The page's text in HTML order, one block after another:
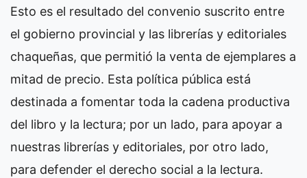
Esto es el resultado del convenio suscrito entre
el gobierno provincial y las librerías y editoriales
chaqueñas, que permitió la venta de ejemplares a
mitad de precio. Esta política pública está
destinada a fomentar toda la cadena productiva
del libro y la lectura; por un lado, para apoyar a
nuestras librerías y editoriales, por otro lado,
para defender el derecho social a la lectura.